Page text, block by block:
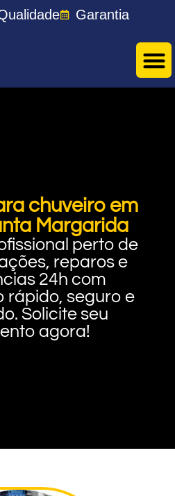
Garantia
chuveiro em
Margarida
perto de
reparos e
24h com
rápido, seguro e
Solicite seu
agora!